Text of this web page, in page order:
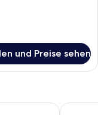
und Preise sehen
Parque